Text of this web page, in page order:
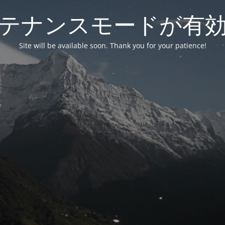
ナンスモードが有
Site will be available soon. Thank you for your patience!